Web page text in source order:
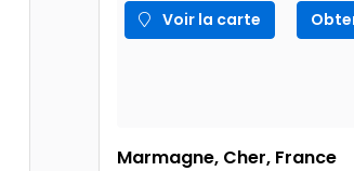
Voir la carte
Marmagne, Cher, France